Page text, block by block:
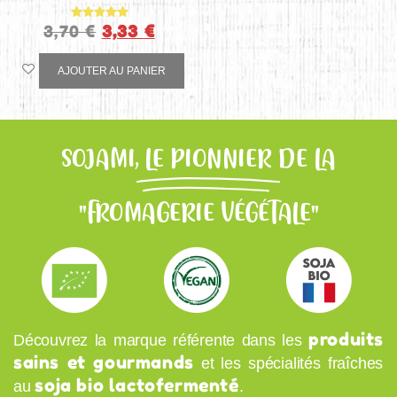
Note
5.00
3,70€ 3,33 €
AJOUTER AU PANIER
SOJAMI, LE PIONNIER DE LA
"FROMAGERIE VÉGÉTALE"
Découvrez la marque référente dans lesproduits
sains et gourmands et les spécialités fraîches
ausoja bio lactofermenté.